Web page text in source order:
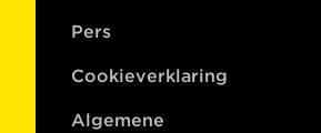
Pers
Cookieverklaring
Algemene